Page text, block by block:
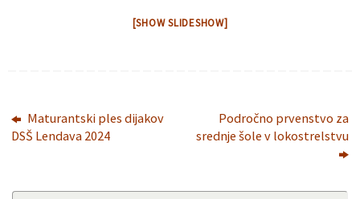
[SHOW SLIDESHOW]
Maturantski ples dijakov
DSŠ Lendava 2024
Področno prvenstvo za
srednje šole v lokostrelstvu